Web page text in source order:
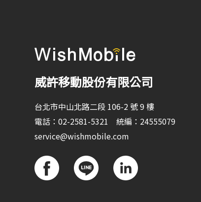
威許移動股份有限公司
台北市中山北路二段 106-2 號 9 樓
電話：02-2581-5321 統編：24555079
service@wishmobile.com